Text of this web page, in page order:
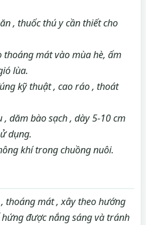
, thuốc thú y cần thiết cho
mát vào mùa hè, ấm
lùa.
kỹ thuật , cao ráo , thoát
dăm bào sạch , dày 5-10 cm
dụng.
khí trong chuồng nuôi.
thoáng mát , xây theo hướng
được nắng sáng và tránh